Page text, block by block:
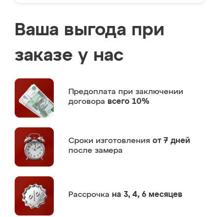
Ваша выгода при
заказе у нас
Предоплата при заключении
договора всего 10%
Сроки изготовления от 7 дней
после замера
Рассрочка на 3, 4, 6 месяцев